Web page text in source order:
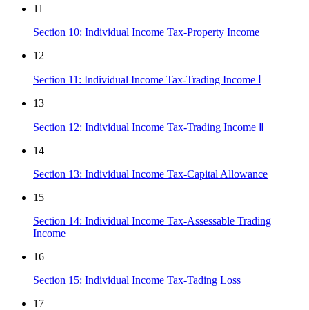
11
Section 10: Individual Income Tax-Property Income
12
Section 11: Individual Income Tax-Trading Income Ⅰ
13
Section 12: Individual Income Tax-Trading Income Ⅱ
14
Section 13: Individual Income Tax-Capital Allowance
15
Section 14: Individual Income Tax-Assessable Trading
Income
16
Section 15: Individual Income Tax-Tading Loss
17